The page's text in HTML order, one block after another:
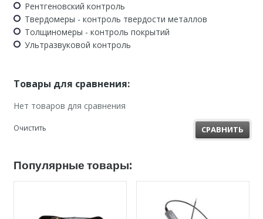
Рентгеновский контроль
Твердомеры - контроль твердости металлов
Толщиномеры - контроль покрытий
Ультразвуковой контроль
Товары для сравнения:
Нет товаров для сравнения
Очистить СРАВНИТЬ
Популярные товары: